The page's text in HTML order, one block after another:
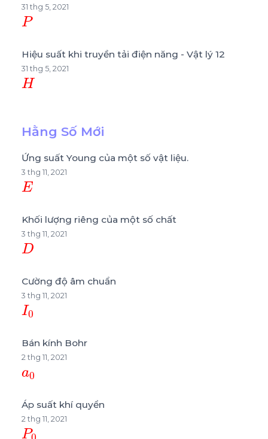
31 thg 5, 2021
P
Hiệu suất khi truyền tải điện năng - Vật lý 12
31 thg 5, 2021
H
Hằng Số Mới
Ứng suất Young của một số vật liệu.
3 thg 11, 2021
E
Khối lượng riêng của một số chất
3 thg 11, 2021
D
Cường độ âm chuẩn
3 thg 11, 2021
I0
Bán kính Bohr
2 thg 11, 2021
a0
Áp suất khí quyển
2 thg 11, 2021
P0